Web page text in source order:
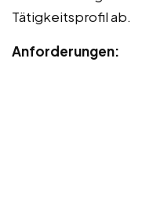
Tätigkeitsprofil ab.
Anforderungen: